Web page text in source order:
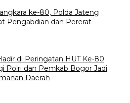
ke-80, Polda Jateng
Pengabdian dan Pererat
di Peringatan HUT Ke-80
Polri dan Pemkab Bogor Jadi
Daerah